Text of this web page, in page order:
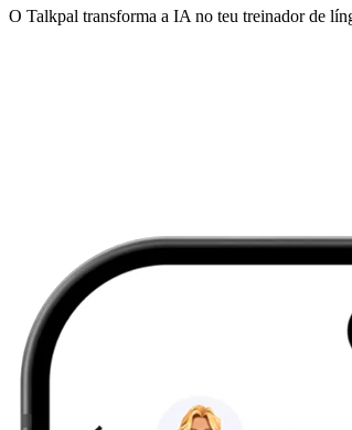
O Talkpal transforma a IA no teu treinador de